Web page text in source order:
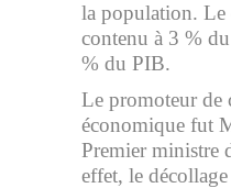
la population.
contenu à 3 %
% du PIB.
Le promoteur de
économique fut
Premier ministre
effet, le